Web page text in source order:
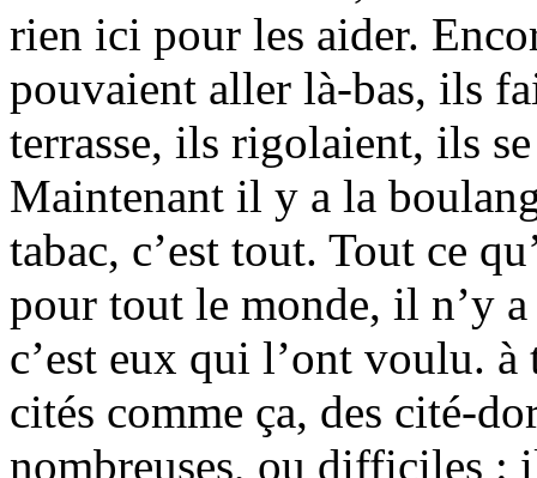
rien ici pour les aider.
pouvaient aller là-bas, ils
terrasse, ils rigolaient, ils
Maintenant il y a la
tabac, c’est tout. Tout ce
pour tout le monde, il n’y
c’est eux qui l’ont voulu.
cités comme ça, des cité-
nombreuses, ou difficiles :